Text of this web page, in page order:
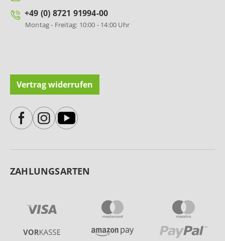
+49 (0) 8721 91994-00
Montag - Freitag: 10:00 - 14:00 Uhr
Vertrag widerrufen
ZAHLUNGSARTEN